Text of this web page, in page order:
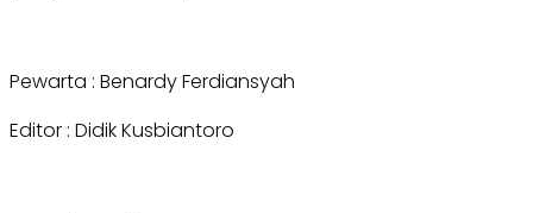
Pewarta : Benardy Ferdiansyah
Editor : Didik Kusbiantoro